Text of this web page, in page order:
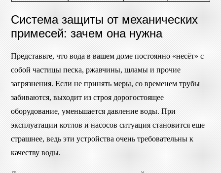
Система защиты от механических
примесей: зачем она нужна
Представьте, что вода в вашем доме постоянно «несёт» с
собой частицы песка, ржавчины, шламы и прочие
загрязнения. Если не принять меры, со временем трубы
забиваются, выходит из строя дорогостоящее
оборудование, уменьшается давление воды. При
эксплуатации котлов и насосов ситуация становится еще
страшнее, ведь эти устройства очень требовательны к
качеству воды.